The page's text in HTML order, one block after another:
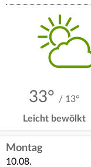
33° / 13°
Leicht bewölkt
Montag
10.08.